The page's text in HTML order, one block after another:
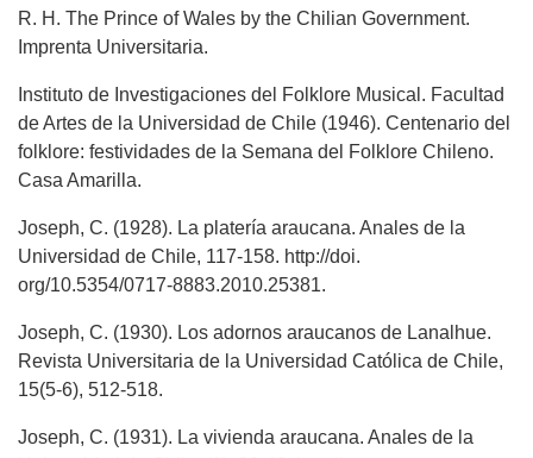
R. H. The Prince of Wales by the Chilian Government.
Imprenta Universitaria.
Instituto de Investigaciones del Folklore Musical. Facultad
de Artes de la Universidad de Chile (1946). Centenario del
folklore: festividades de la Semana del Folklore Chileno.
Casa Amarilla.
Joseph, C. (1928). La platería araucana. Anales de la
Universidad de Chile, 117-158. http://doi.
org/10.5354/0717-8883.2010.25381.
Joseph, C. (1930). Los adornos araucanos de Lanalhue.
Revista Universitaria de la Universidad Católica de Chile,
15(5-6), 512-518.
Joseph, C. (1931). La vivienda araucana. Anales de la